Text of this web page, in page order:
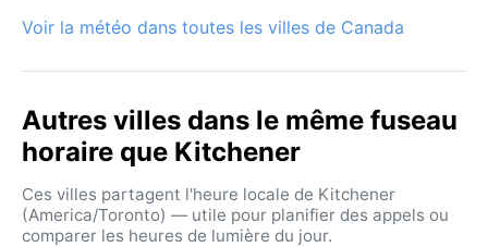
Voir la météo dans toutes les villes de Canada
Autres villes dans le même fuseau
horaire que Kitchener
Ces villes partagent l'heure locale de Kitchener
(America/Toronto) — utile pour planifier des appels ou
comparer les heures de lumière du jour.